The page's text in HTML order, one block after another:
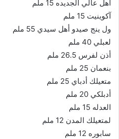
أهل عالي الجديده 15 ملم
آكوينيت 15 ملم
ول ينج صيدو أهل سيدي 55 ملم
لعبلي 40 ملم
أذن لفرس 26.5 ملم
بنعمان 25 ملم
متعيلك أدباي 25 ملم
أدبلكي 20 ملم
العدله 15 ملم
لمتعيلك المدن 12 ملم
سابوره 12 ملم